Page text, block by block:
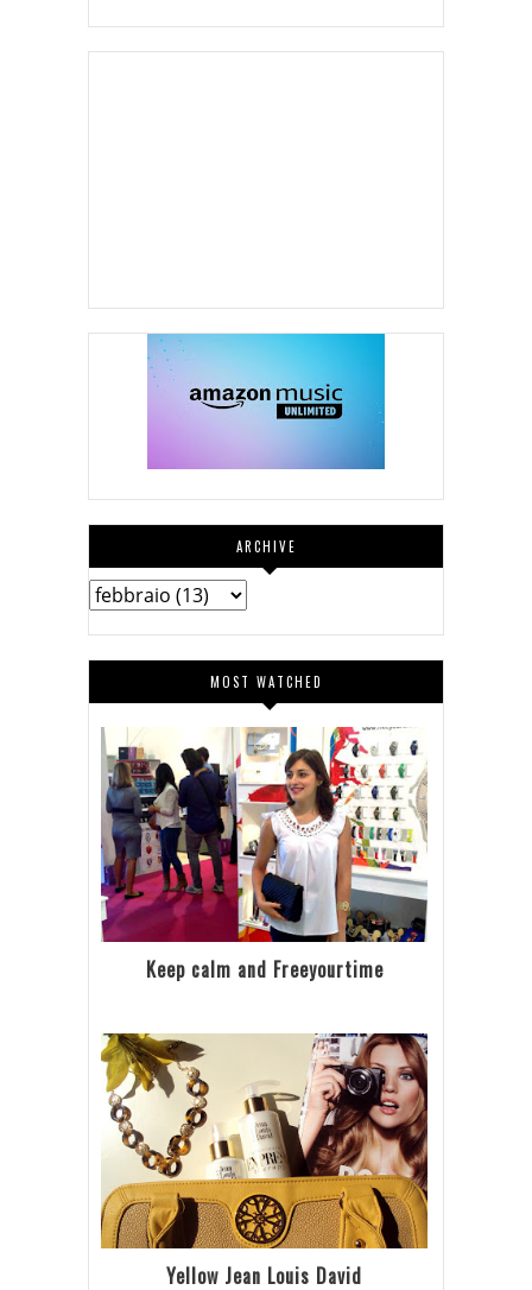
ARCHIVE
MOST WATCHED
Keep calm and Freeyourtime
Yellow Jean Louis David